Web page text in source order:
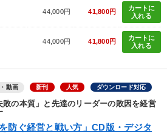
44,000円 41,800円
カートに
入れる
44,000円 41,800円
カートに
入れる
動画 新刊 人気 ダウンロード対応
敗の本質」と先達のリーダーの敗因を経営
を防ぐ経営と戦い方」CD版・デジタ